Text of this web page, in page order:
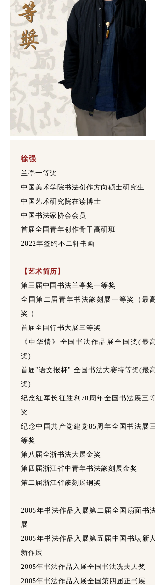
徐强
兰亭一等奖
中国美术学院书法创作方向硕士研究生
中国艺术研究院在读博士
中国书法家协会会员
首届全国青年创作骨干高研班
2022年签约不二轩书画
【艺术简历】
第三届中国书法兰亭奖一等奖
全国第二届青年书法篆刻展一等奖（最高
奖 ）
首届全国行书大展三等奖
《中华情》全国书法作品展全国奖(最高
奖)
首届"语文报杯" 全国书法大赛特等奖(最高
奖)
纪念红军长征胜利70周年全国书法展三等
奖
纪念中国共产党建党85周年全国书法展三
等奖
第八届全浙书法大展金奖
第四届浙江省中青年书法篆刻展金奖
第二届浙江省篆刻展铜奖
2005年书法作品入展第二届全国扇面书法
展
2005年书法作品入展第五届中国书坛新人
新作展
2005年书法作品入展全国书法冼夫人奖
2005年书法作品入展全国第四届正书展